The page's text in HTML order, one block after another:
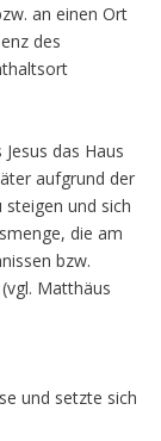
an einen Ort
des
das Haus
aufgrund der
und sich
die am
bzw.
Matthäus
und setzte sich